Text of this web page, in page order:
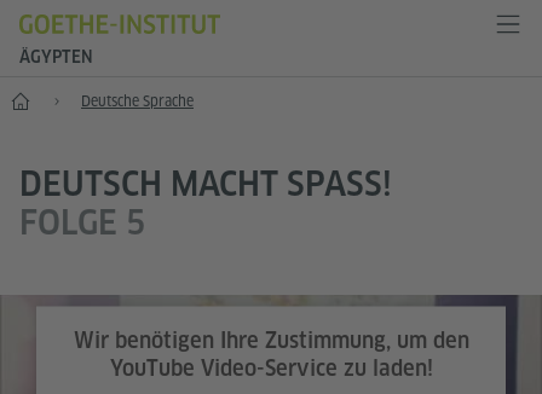
ÄGYPTEN
Start Deutsche Sprache
DEUTSCH MACHT SPASS!
FOLGE 5
Wir benötigen Ihre Zustimmung, um den
YouTube Video-Service zu laden!